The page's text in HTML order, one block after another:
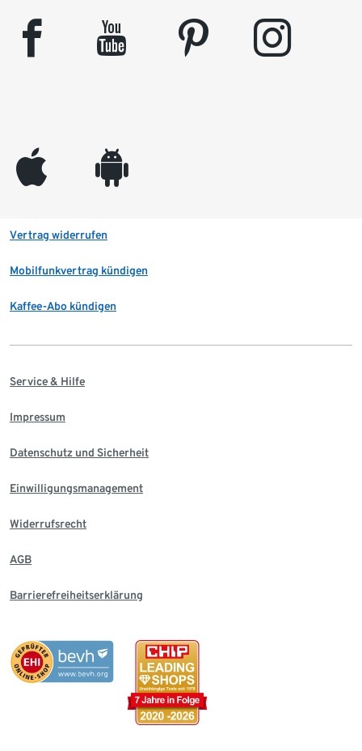
facebook youtube pinterest instagram
appleinc android
Vertrag widerrufen
Mobilfunkvertrag kündigen
Kaffee-Abo kündigen
Service & Hilfe
Impressum
Datenschutz und Sicherheit
Einwilligungsmanagement
Widerrufsrecht
AGB
Barrierefreiheitserklärung